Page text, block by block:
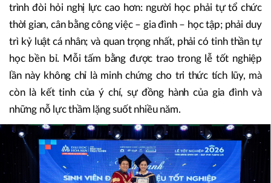
trình đòi hỏi nghị lực cao hơn: người học phải tự tổ chức
thời gian, cân bằng công việc – gia đình – học tập; phải duy
trì kỷ luật cá nhân; và quan trọng nhất, phải có tinh thần tự
học bền bỉ. Mỗi tấm bằng được trao trong lễ tốt nghiệp
lần này không chỉ là minh chứng cho tri thức tích lũy, mà
còn là kết tinh của ý chí, sự đồng hành của gia đình và
những nỗ lực thầm lặng suốt nhiều năm.